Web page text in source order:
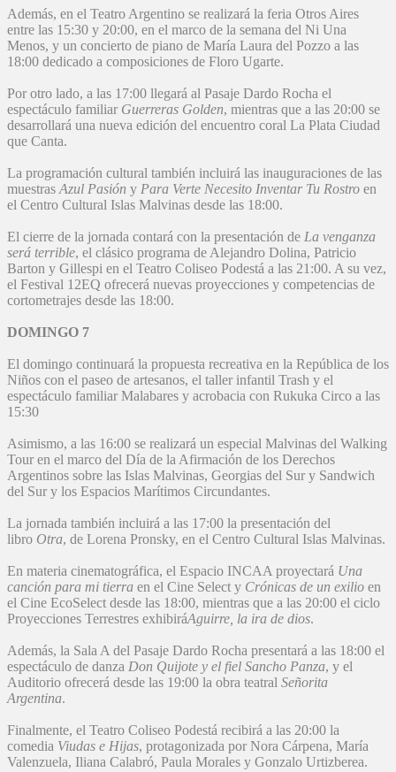
Además, en el Teatro Argentino se realizará la feria Otros Aires
entre las 15:30 y 20:00, en el marco de la semana del Ni Una
Menos, y un concierto de piano de María Laura del Pozzo a las
18:00 dedicado a composiciones de Floro Ugarte.
Por otro lado, a las 17:00 llegará al Pasaje Dardo Rocha el
espectáculo familiar Guerreras Golden, mientras que a las 20:00 se
desarrollará una nueva edición del encuentro coral La Plata Ciudad
que Canta.
La programación cultural también incluirá las inauguraciones de las
muestras Azul Pasión y Para Verte Necesito Inventar Tu Rostro en
el Centro Cultural Islas Malvinas desde las 18:00.
El cierre de la jornada contará con la presentación de La venganza
será terrible, el clásico programa de Alejandro Dolina, Patricio
Barton y Gillespi en el Teatro Coliseo Podestá a las 21:00. A su vez,
el Festival 12EQ ofrecerá nuevas proyecciones y competencias de
cortometrajes desde las 18:00.
DOMINGO 7
El domingo continuará la propuesta recreativa en la República de los
Niños con el paseo de artesanos, el taller infantil Trash y el
espectáculo familiar Malabares y acrobacia con Rukuka Circo a las
15:30
Asimismo, a las 16:00 se realizará un especial Malvinas del Walking
Tour en el marco del Día de la Afirmación de los Derechos
Argentinos sobre las Islas Malvinas, Georgias del Sur y Sandwich
del Sur y los Espacios Marítimos Circundantes.
La jornada también incluirá a las 17:00 la presentación del
libro Otra, de Lorena Pronsky, en el Centro Cultural Islas Malvinas.
En materia cinematográfica, el Espacio INCAA proyectará Una
canción para mi tierra en el Cine Select y Crónicas de un exilio en
el Cine EcoSelect desde las 18:00, mientras que a las 20:00 el ciclo
Proyecciones Terrestres exhibiráAguirre, la ira de dios.
Además, la Sala A del Pasaje Dardo Rocha presentará a las 18:00 el
espectáculo de danza Don Quijote y el fiel Sancho Panza, y el
Auditorio ofrecerá desde las 19:00 la obra teatral Señorita
Argentina.
Finalmente, el Teatro Coliseo Podestá recibirá a las 20:00 la
comedia Viudas e Hijas, protagonizada por Nora Cárpena, María
Valenzuela, Iliana Calabró, Paula Morales y Gonzalo Urtizberea.